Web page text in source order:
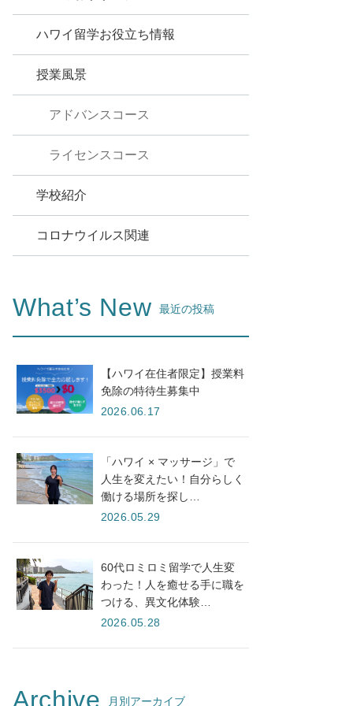
ハワイ留学お役立ち情報
授業風景
アドバンスコース
ライセンスコース
学校紹介
コロナウイルス関連
What’s New 最近の投稿
【ハワイ在住者限定】授業料
免除の特待生募集中
2026.06.17
「ハワイ × マッサージ」で
人生を変えたい！自分らしく
働ける場所を探し…
2026.05.29
60代ロミロミ留学で人生変
わった！人を癒せる手に職を
つける、異文化体験…
2026.05.28
Archive 月別アーカイブ